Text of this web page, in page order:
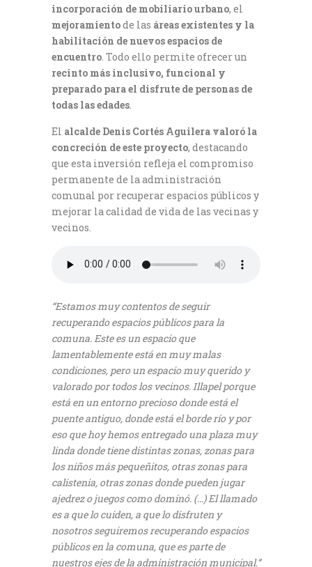
incorporación de mobiliario urbano, el
mejoramientode las áreas existentes y la
habilitación de nuevos espacios de
encuentro . Todo ello permite ofrecer un
recinto más inclusivo, funcional y
preparado para el disfrute de personas de
todas las edades
El alcalde Denis Cortés Aguilera valoró la
concreción de este proyecto, destacando
que esta inversión refleja el compromiso
permanente de la administración
comunal por recuperar espacios públicos y
mejorar la calidad de vida de las vecinas y
vecinos.
“Estamos muy contentos de seguir
recuperando espacios públicos para la
comuna. Este es un espacio que
lamentablemente está en muy malas
condiciones, pero un espacio muy querido y
valorado por todos los vecinos. Illapel porque
está en un entorno precioso donde está el
puente antiguo, donde está el borde río y por
eso que hoy hemos entregado una plaza muy
linda donde tiene distintas zonas, zonas para
los niños más pequeñitos, otras zonas para
calistenia, otras zonas donde pueden jugar
ajedrez o juegos como dominó. (…) El llamado
es a que lo cuiden, a que lo disfruten y
nosotros seguiremos recuperando espacios
públicos en la comuna, que es parte de
nuestros ejes de la administración municipal.”